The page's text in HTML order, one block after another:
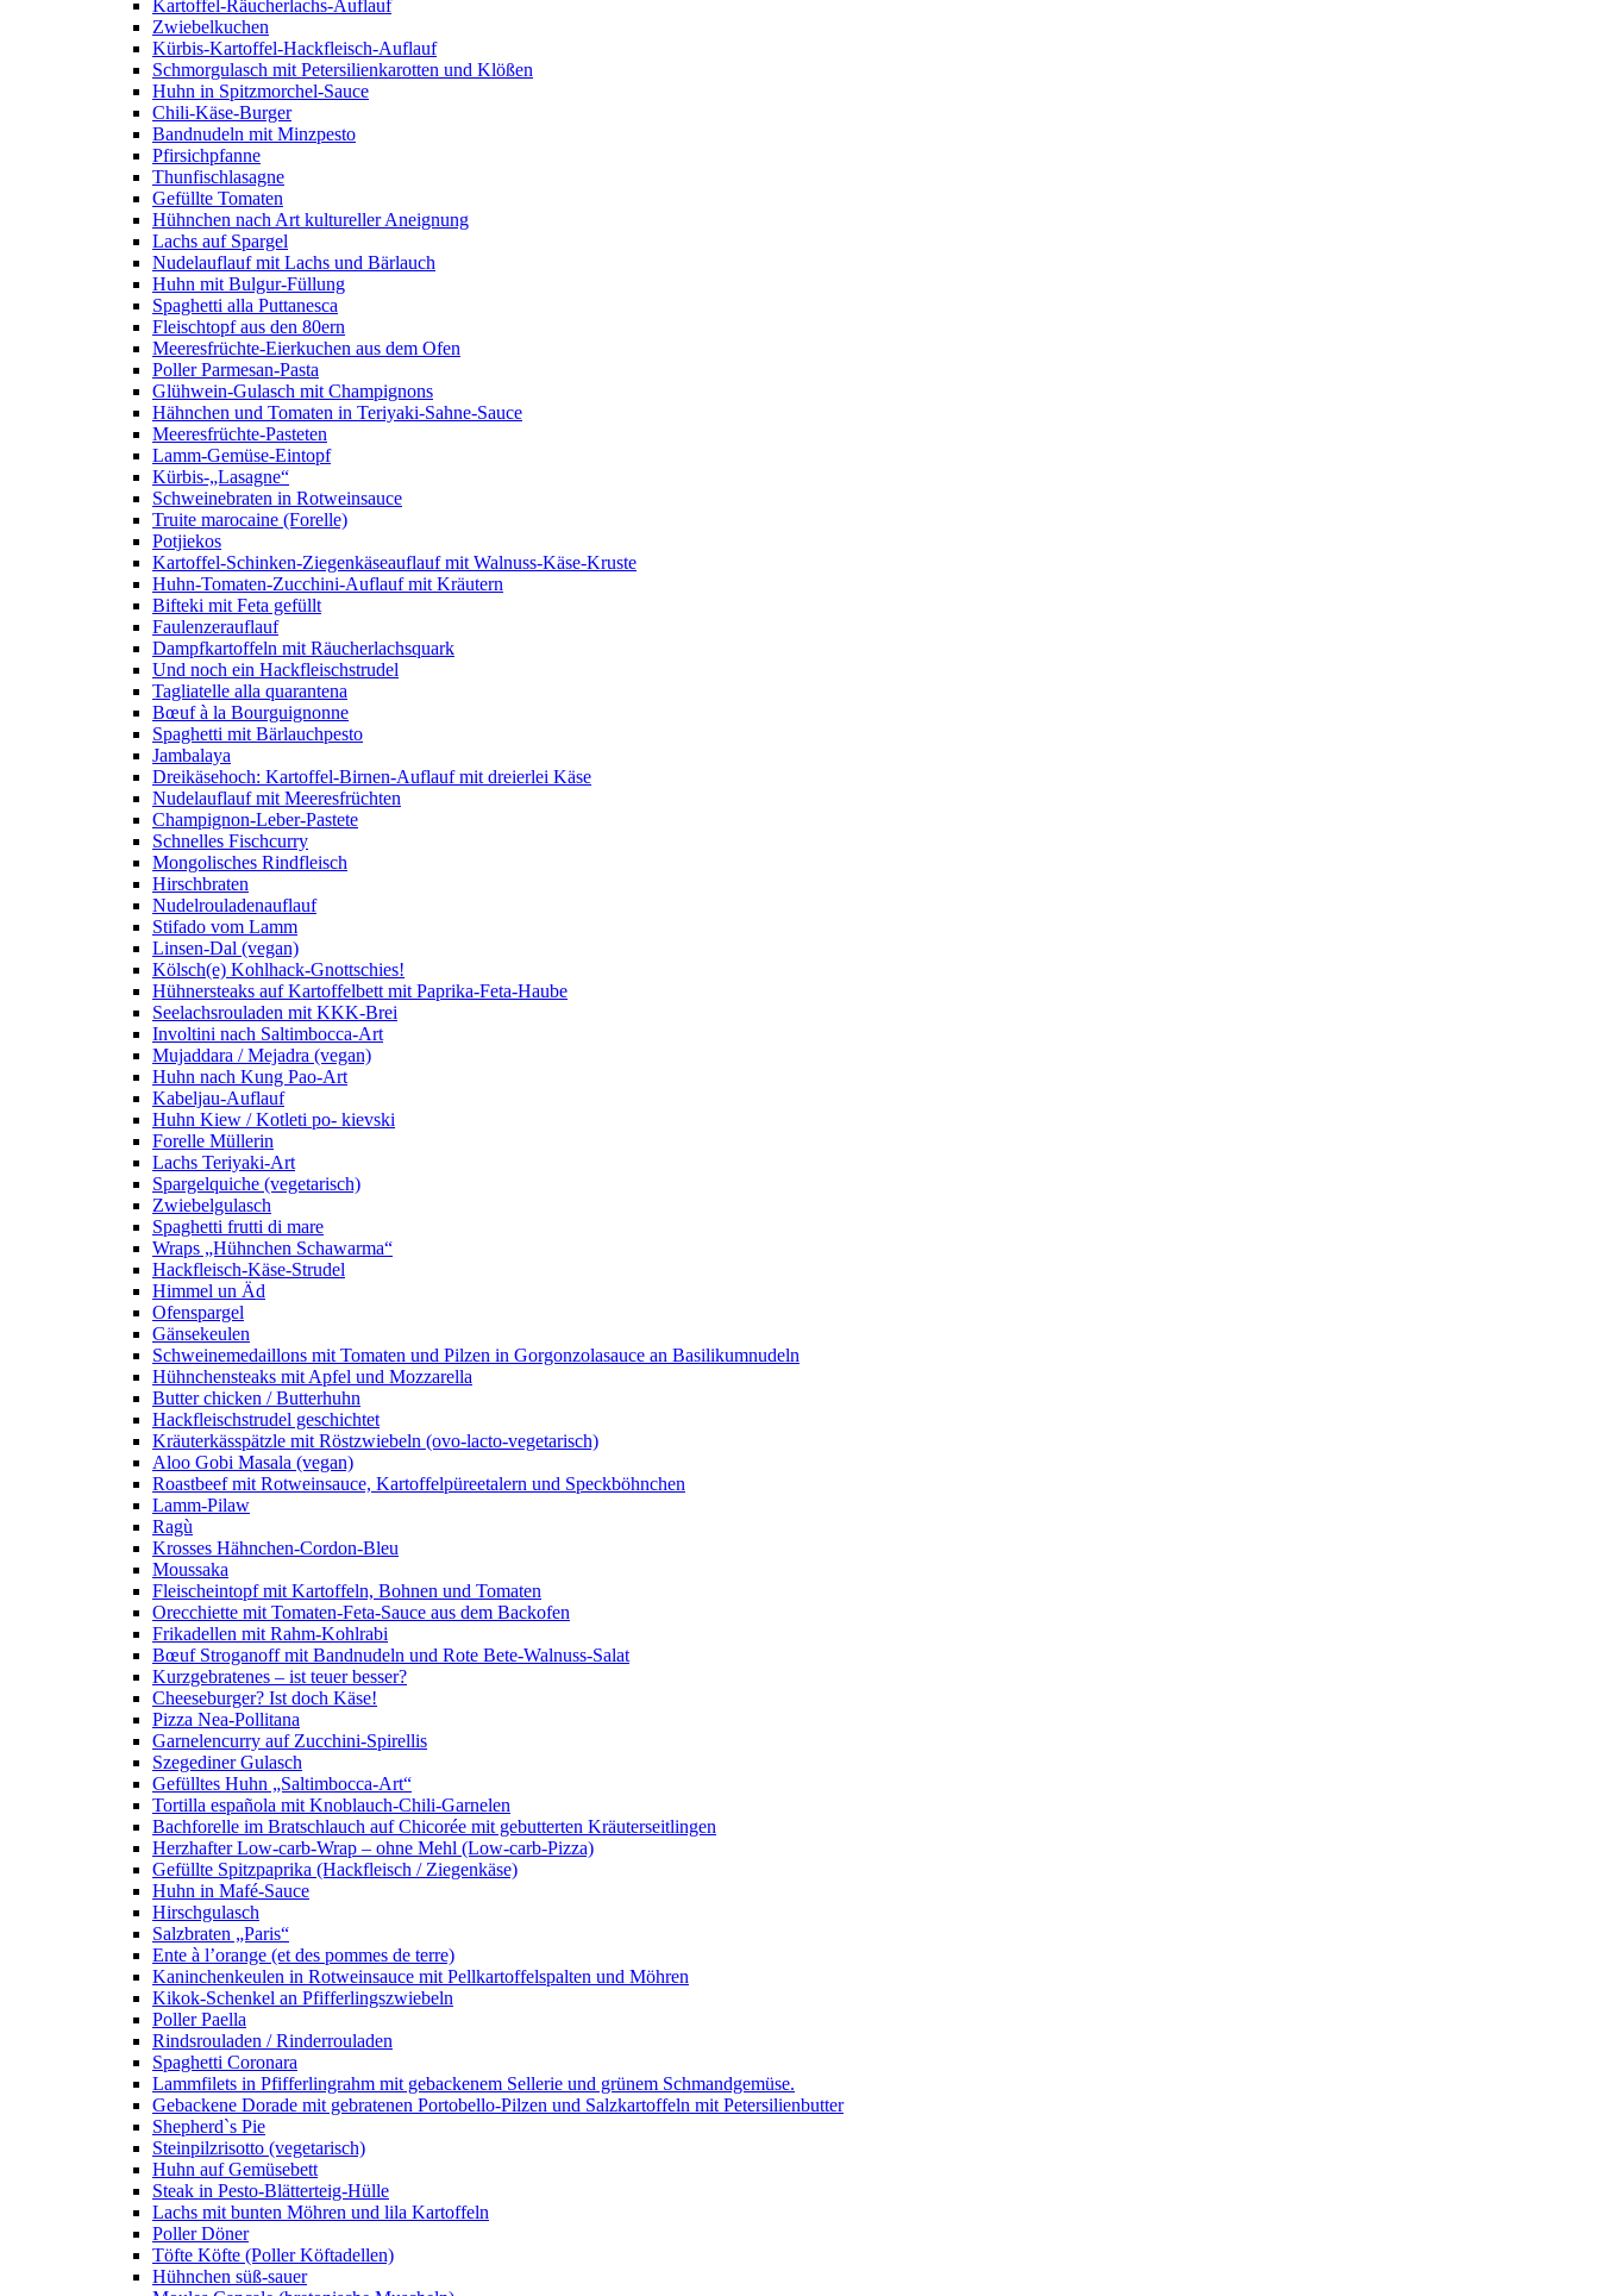
Kartoffel-Räucherlachs-Auflauf
Zwiebelkuchen
Kürbis-Kartoffel-Hackfleisch-Auflauf
Schmorgulasch mit Petersilienkarotten und Klößen
Huhn in Spitzmorchel-Sauce
Chili-Käse-Burger
Bandnudeln mit Minzpesto
Pfirsichpfanne
Thunfischlasagne
Gefüllte Tomaten
Hühnchen nach Art kultureller Aneignung
Lachs auf Spargel
Nudelauflauf mit Lachs und Bärlauch
Huhn mit Bulgur-Füllung
Spaghetti alla Puttanesca
Fleischtopf aus den 80ern
Meeresfrüchte-Eierkuchen aus dem Ofen
Poller Parmesan-Pasta
Glühwein-Gulasch mit Champignons
Hähnchen und Tomaten in Teriyaki-Sahne-Sauce
Meeresfrüchte-Pasteten
Lamm-Gemüse-Eintopf
Kürbis-„Lasagne“
Schweinebraten in Rotweinsauce
Truite marocaine (Forelle)
Potjiekos
Kartoffel-Schinken-Ziegenkäseauflauf mit Walnuss-Käse-Kruste
Huhn-Tomaten-Zucchini-Auflauf mit Kräutern
Bifteki mit Feta gefüllt
Faulenzerauflauf
Dampfkartoffeln mit Räucherlachsquark
Und noch ein Hackfleischstrudel
Tagliatelle alla quarantena
Bœuf à la Bourguignonne
Spaghetti mit Bärlauchpesto
Jambalaya
Dreikäsehoch: Kartoffel-Birnen-Auflauf mit dreierlei Käse
Nudelauflauf mit Meeresfrüchten
Champignon-Leber-Pastete
Schnelles Fischcurry
Mongolisches Rindfleisch
Hirschbraten
Nudelrouladenauflauf
Stifado vom Lamm
Linsen-Dal (vegan)
Kölsch(e) Kohlhack-Gnottschies!
Hühnersteaks auf Kartoffelbett mit Paprika-Feta-Haube
Seelachsrouladen mit KKK-Brei
Involtini nach Saltimbocca-Art
Mujaddara / Mejadra (vegan)
Huhn nach Kung Pao-Art
Kabeljau-Auflauf
Huhn Kiew / Kotleti po- kievski
Forelle Müllerin
Lachs Teriyaki-Art
Spargelquiche (vegetarisch)
Zwiebelgulasch
Spaghetti frutti di mare
Wraps „Hühnchen Schawarma“
Hackfleisch-Käse-Strudel
Himmel un Äd
Ofenspargel
Gänsekeulen
Schweinemedaillons mit Tomaten und Pilzen in Gorgonzolasauce an Basilikumnudeln
Hühnchensteaks mit Apfel und Mozzarella
Butter chicken / Butterhuhn
Hackfleischstrudel geschichtet
Kräuterkässpätzle mit Röstzwiebeln (ovo-lacto-vegetarisch)
Aloo Gobi Masala (vegan)
Roastbeef mit Rotweinsauce, Kartoffelpüreetalern und Speckböhnchen
Lamm-Pilaw
Ragù
Krosses Hähnchen-Cordon-Bleu
Moussaka
Fleischeintopf mit Kartoffeln, Bohnen und Tomaten
Orecchiette mit Tomaten-Feta-Sauce aus dem Backofen
Frikadellen mit Rahm-Kohlrabi
Bœuf Stroganoff mit Bandnudeln und Rote Bete-Walnuss-Salat
Kurzgebratenes – ist teuer besser?
Cheeseburger? Ist doch Käse!
Pizza Nea-Pollitana
Garnelencurry auf Zucchini-Spirellis
Szegediner Gulasch
Gefülltes Huhn „Saltimbocca-Art“
Tortilla española mit Knoblauch-Chili-Garnelen
Bachforelle im Bratschlauch auf Chicorée mit gebutterten Kräuterseitlingen
Herzhafter Low-carb-Wrap – ohne Mehl (Low-carb-Pizza)
Gefüllte Spitzpaprika (Hackfleisch / Ziegenkäse)
Huhn in Mafé-Sauce
Hirschgulasch
Salzbraten „Paris“
Ente à l’orange (et des pommes de terre)
Kaninchenkeulen in Rotweinsauce mit Pellkartoffelspalten und Möhren
Kikok-Schenkel an Pfifferlingszwiebeln
Poller Paella
Rindsrouladen / Rinderrouladen
Spaghetti Coronara
Lammfilets in Pfifferlingrahm mit gebackenem Sellerie und grünem Schmandgemüse.
Gebackene Dorade mit gebratenen Portobello-Pilzen und Salzkartoffeln mit Petersilienbutter
Shepherd`s Pie
Steinpilzrisotto (vegetarisch)
Huhn auf Gemüsebett
Steak in Pesto-Blätterteig-Hülle
Lachs mit bunten Möhren und lila Kartoffeln
Poller Döner
Töfte Köfte (Poller Köftadellen)
Hühnchen süß-sauer